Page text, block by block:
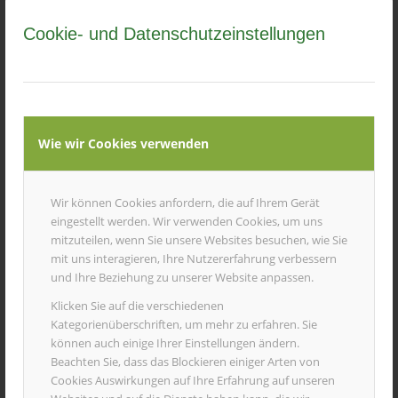
Cookie- und Datenschutzeinstellungen
Wie wir Cookies verwenden
Wir können Cookies anfordern, die auf Ihrem Gerät
eingestellt werden. Wir verwenden Cookies, um uns
mitzuteilen, wenn Sie unsere Websites besuchen, wie Sie
mit uns interagieren, Ihre Nutzererfahrung verbessern
und Ihre Beziehung zu unserer Website anpassen.
Klicken Sie auf die verschiedenen
Kategorienüberschriften, um mehr zu erfahren. Sie
können auch einige Ihrer Einstellungen ändern.
Beachten Sie, dass das Blockieren einiger Arten von
Cookies Auswirkungen auf Ihre Erfahrung auf unseren
Ösophagostomie ernährt werden. Doch Marvin hat gekämpft –
Heute ist er vollständig genesen. Seine Wunden sind verheilt,
laut, sucht Nähe und Aufmerksamkeit – und zeigt jeden Tag
aufs Neue, wie viel Lebensfreude trotz einer schweren
nicht mit allen Tieren zusammenleben. Deshalb haben wir ihm
ein eigenes, liebevoll eingerichtetes Zimmer geschaffen – einen
geschützten Rückzugsort, in dem er sich sicher fühlt. Doch er
bekommt auch mehrmals täglich Freigang und erkundet nach
und nach seine neue Umgebung.
Dabei hat er bereits einige tierische Freunde kennengelernt:
Happy, Nora, Sammy, Akida und Kater Tom – und die
Begegnungen verlaufen herzlich. Wir lassen Marvin in seinem
eigenen Tempo ankommen und geben ihm die Zeit, die er
braucht.